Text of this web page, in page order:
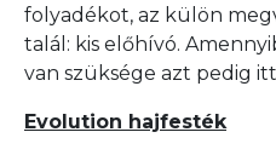
folyadékot, az külön
talál: kis előhívó.
van szüksége azt pedig
Evolution hajfesték